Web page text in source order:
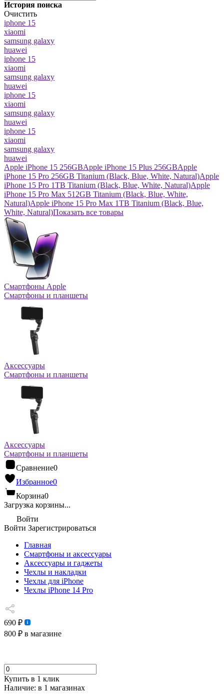
История поиска
Очистить
iphone 15
xiaomi
samsung galaxy
huawei
iphone 15
xiaomi
samsung galaxy
huawei
iphone 15
xiaomi
samsung galaxy
huawei
iphone 15
xiaomi
samsung galaxy
huawei
Apple iPhone 15 256GBApple iPhone 15 Plus 256GBApple
iPhone 15 Pro 256GB Titanium (Black, Blue, White, Natural)Apple
iPhone 15 Pro 1TB Titanium (Black, Blue, White, Natural)Apple
iPhone 15 Pro Max 512GB Titanium (Black, Blue, White,
Natural)Apple iPhone 15 Pro Max 1TB Titanium (Black, Blue,
White, Natural)Показать все товары
Смартфоны Apple
Смартфоны и планшеты
Аксессуары
Смартфоны и планшеты
Аксессуары
Смартфоны и планшеты
Сравнение0
Избранное0
Корзина0
Загрузка корзины...
Войти
Войти Зарегистрироваться
Главная
Смартфоны и аксессуары
Аксессуары и гаджеты
Чехлы и накладки
Чехлы для iPhone
Чехлы iPhone 14 Pro
690 ₽
800 ₽ в магазине
Купить в 1 клик
Наличие: в 1 магазинах